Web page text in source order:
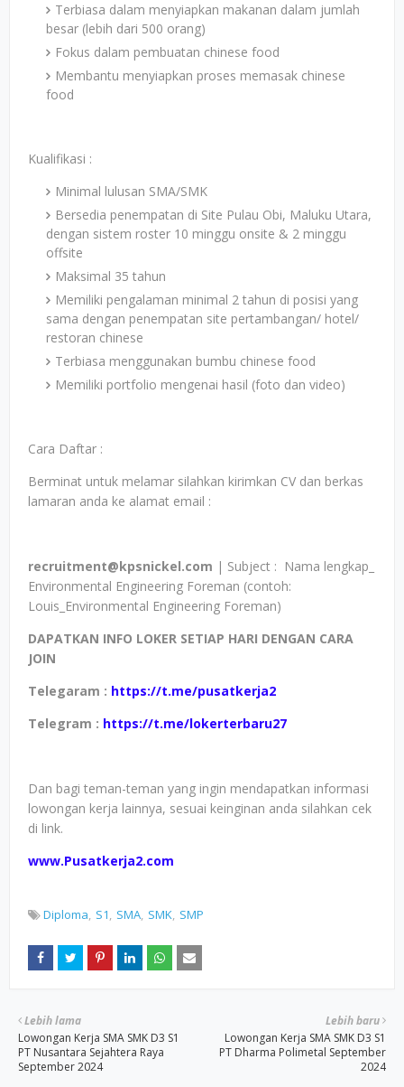
Terbiasa dalam menyiapkan makanan dalam jumlah
besar (lebih dari 500 orang)
Fokus dalam pembuatan chinese food
Membantu menyiapkan proses memasak chinese
food
Kualifikasi :
Minimal lulusan SMA/SMK
Bersedia penempatan di Site Pulau Obi, Maluku Utara,
dengan sistem roster 10 minggu onsite & 2 minggu
offsite
Maksimal 35 tahun
Memiliki pengalaman minimal 2 tahun di posisi yang
sama dengan penempatan site pertambangan/ hotel/
restoran chinese
Terbiasa menggunakan bumbu chinese food
Memiliki portfolio mengenai hasil (foto dan video)
Cara Daftar :
Berminat untuk melamar silahkan kirimkan CV dan berkas
lamaran anda ke alamat email :
recruitment@kpsnickel.com | Subject : Nama lengkap_
Environmental Engineering Foreman (contoh:
Louis_Environmental Engineering Foreman)
DAPATKAN INFO LOKER SETIAP HARI DENGAN CARA
JOIN
Telegaram : https://t.me/pusatkerja2
Telegram : https://t.me/lokerterbaru27
Dan bagi teman-teman yang ingin mendapatkan informasi
lowongan kerja lainnya, sesuai keinginan anda silahkan cek
di link.
www.Pusatkerja2.com
Diploma S1 SMA SMK SMP
Lebih baru
Lowongan Kerja SMA SMK D3 S1
PT Dharma Polimetal September
2024
Lebih lama
Lowongan Kerja SMA SMK D3 S1
PT Nusantara Sejahtera Raya
September 2024